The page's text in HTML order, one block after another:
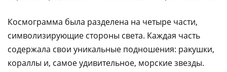
Космограмма была разделена на четыре части,
символизирующие стороны света. Каждая часть
содержала свои уникальные подношения: ракушки,
кораллы и, самое удивительное, морские звезды.